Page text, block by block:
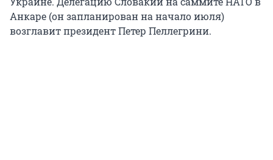
Анкаре (он запланирован на начало июля)
возглавит президент Петер Пеллегрини.